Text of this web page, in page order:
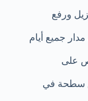
ورفع
24 ساعة على مدار جميع أيام
على
سطحة في